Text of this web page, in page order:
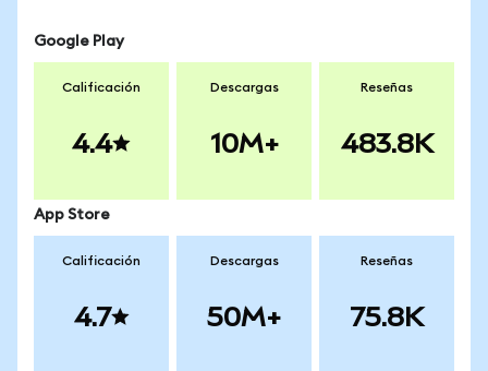
Google Play
Calificación
4.4
Descargas
10M+
Reseñas
483.8K
App Store
Calificación
4.7
Descargas
50M+
Reseñas
75.8K